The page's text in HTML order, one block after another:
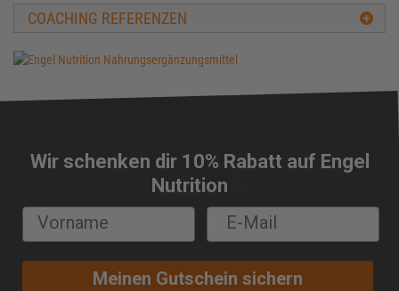
Sonstige Trainingspläne
COACHING REFERENZEN
Wir schenken dir 10% Rabatt auf Engel
Nutrition
Meinen Gutschein sichern